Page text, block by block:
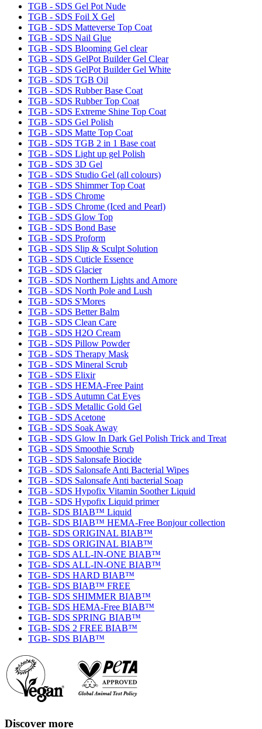
TGB - SDS Gel Pot Nude
TGB - SDS Foil X Gel
TGB - SDS Matteverse Top Coat
TGB - SDS Nail Glue
TGB - SDS Blooming Gel clear
TGB - SDS GelPot Builder Gel Clear
TGB - SDS GelPot Builder Gel White
TGB - SDS TGB Oil
TGB - SDS Rubber Base Coat
TGB - SDS Rubber Top Coat
TGB - SDS Extreme Shine Top Coat
TGB - SDS Gel Polish
TGB - SDS Matte Top Coat
TGB - SDS TGB 2 in 1 Base coat
TGB - SDS Light up gel Polish
TGB - SDS 3D Gel
TGB - SDS Studio Gel (all colours)
TGB - SDS Shimmer Top Coat
TGB - SDS Chrome
TGB - SDS Chrome (Iced and Pearl)
TGB - SDS Glow Top
TGB - SDS Bond Base
TGB - SDS Proform
TGB - SDS Slip & Sculpt Solution
TGB - SDS Cuticle Essence
TGB - SDS Glacier
TGB - SDS Northern Lights and Amore
TGB - SDS North Pole and Lush
TGB - SDS S'Mores
TGB - SDS Better Balm
TGB - SDS Clean Care
TGB - SDS H2O Cream
TGB - SDS Pillow Powder
TGB - SDS Therapy Mask
TGB - SDS Mineral Scrub
TGB - SDS Elixir
TGB - SDS HEMA-Free Paint
TGB - SDS Autumn Cat Eyes
TGB - SDS Metallic Gold Gel
TGB - SDS Acetone
TGB - SDS Soak Away
TGB - SDS Glow In Dark Gel Polish Trick and Treat
TGB - SDS Smoothie Scrub
TGB - SDS Salonsafe Biocide
TGB - SDS Salonsafe Anti Bacterial Wipes
TGB - SDS Salonsafe Anti bacterial Soap
TGB - SDS Hypofix Vitamin Soother Liquid
TGB - SDS Hypofix Liquid primer
TGB- SDS BIAB™ Liquid
TGB- SDS BIAB™ HEMA-Free Bonjour collection
TGB- SDS ORIGINAL BIAB™
TGB- SDS ORIGINAL BIAB™
TGB- SDS ALL-IN-ONE BIAB™
TGB- SDS ALL-IN-ONE BIAB™
TGB- SDS HARD BIAB™
TGB- SDS BIAB™ FREE
TGB- SDS SHIMMER BIAB™
TGB- SDS HEMA-Free BIAB™
TGB- SDS SPRING BIAB™
TGB- SDS 2 FREE BIAB™
TGB- SDS BIAB™
Discover more